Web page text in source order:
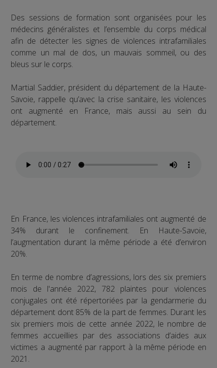
Des sessions de formation sont organisées pour les
médecins généralistes et l’ensemble du corps médical
afin de détecter les signes de violences intrafamiliales
comme un mal de dos, un mauvais sommeil, ou des
bleus sur le corps.
Martial Saddier, président du département de la Haute-
Savoie, rappelle qu’avec la crise sanitaire, les violences
ont augmenté en France, mais aussi au sein du
département.
En France, les violences intrafamiliales ont augmenté de
34% durant le confinement. En Haute-Savoie,
l’augmentation durant la même période a été d’environ
20%.
En terme de nombre d’agressions, lors des six premiers
mois de l'année 2022, 782 plaintes pour violences
conjugales ont été répertoriées par la gendarmerie du
département dont 85% de la part de femmes. Durant les
six premiers mois de cette année 2022, le nombre de
femmes accueillies par des associations d’aides aux
victimes a augmenté par rapport à la même période en
2021.